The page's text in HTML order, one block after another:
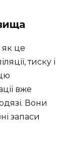
це
тиску і
вже
Вони
запаси